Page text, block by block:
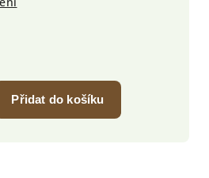
Přidat do košíku